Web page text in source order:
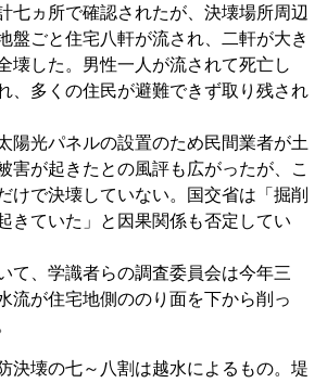
七ヵ所で確認されたが、決壊場所周辺
盤ごと住宅八軒が流され、二軒が大き
壊した。男性一人が流されて死亡し
、多くの住民が避難できず取り残され
陽光パネルの設置のため民間業者が土
害が起きたとの風評も広がったが、こ
けで決壊していない。国交省は「掘削
きていた」と因果関係も否定してい
て、学識者らの調査委員会は今年三
流が住宅地側ののり面を下から削っ
決壊の七～八割は越水によるもの。堤